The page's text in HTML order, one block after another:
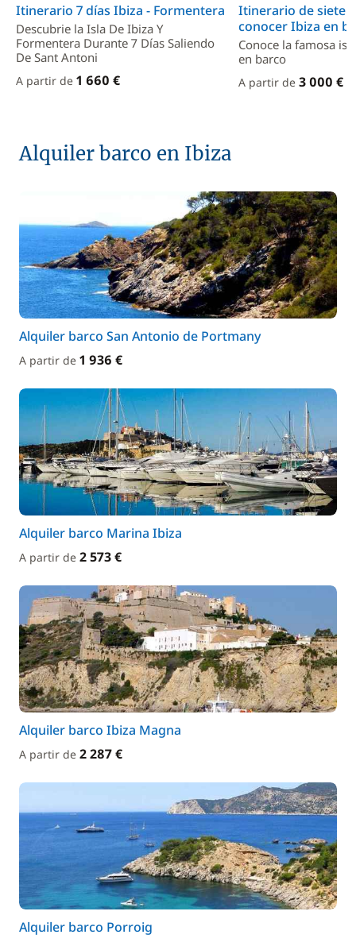
Itinerario 7 días Ibiza - Formentera
Descubrie la Isla De Ibiza Y
Formentera Durante 7 Días Saliendo
De Sant Antoni
A partir de 1 660 €
Itinerario de siete
conocer Ibiza en
Conoce la famosa
en barco
A partir de 3 000 €
Alquiler barco en Ibiza
Alquiler barco San Antonio de Portmany
A partir de 1 936 €
Alquiler barco Marina Ibiza
A partir de 2 573 €
Alquiler barco Ibiza Magna
A partir de 2 287 €
Alquiler barco Porroig